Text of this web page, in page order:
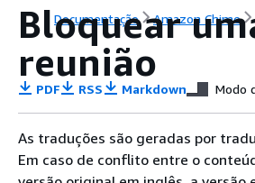
Documentação Amazon Chime
Bloquear
reunião
PDF RSS Markdown Modo
As traduções são geradas por
Em caso de conflito entre o